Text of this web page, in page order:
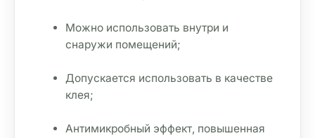
Можно использовать внутри и
снаружи помещений;
Допускается использовать в качестве
клея;
Антимикробный эффект, повышенная